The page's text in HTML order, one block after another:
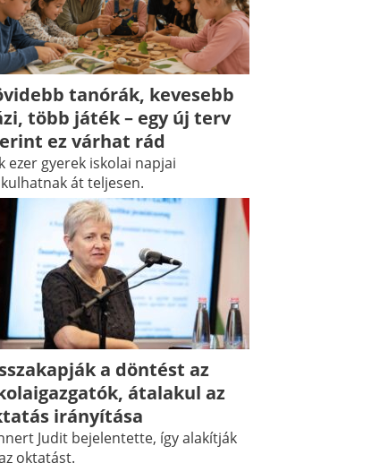
tanórák, kevesebb
több játék – egy új terv
ez várhat rád
ezer gyerek iskolai napjai
át teljesen.
a döntést az
átalakul az
irányítása
Judit bejelentette, így alakítják
oktatást.